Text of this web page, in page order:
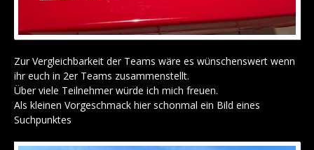
Zur Vergleichbarkeit der Teams wäre es wünschenswert wenn
ihr euch in 2er Teams zusammenstellt.
Über viele Teilnehmer würde ich mich freuen.
Als kleinen Vorgeschmack hier schonmal ein Bild eines
Suchpunktes